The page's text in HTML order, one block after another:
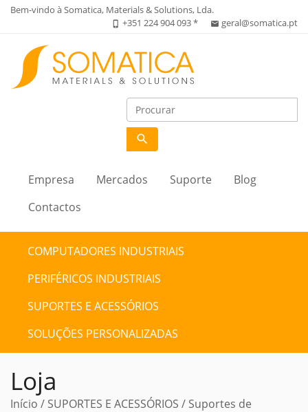
Bem-vindo à Somatica, Materials & Solutions, Lda.
phone_iphone +351 224 904 093 * email geral@somatica.pt
search
Empresa Mercados Suporte
Blog
Contactos
COMPUTADORES INDUSTRIAIS
PERIFÉRICOS INDUSTRIAIS
SUPORTES E ACESSÓRIOS
SOLUÇÕES PERSONALIZADAS
Loja
Início / SUPORTES E ACESSÓRIOS / Suportes de